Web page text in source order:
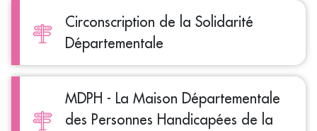
Circonscription de la Solidarité
Départementale
MDPH - La Maison Départementale
des Personnes Handicapées de la